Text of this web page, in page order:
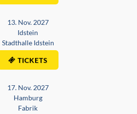
13. Nov. 2027
Idstein
Stadthalle Idstein
TICKETS
17. Nov. 2027
Hamburg
Fabrik